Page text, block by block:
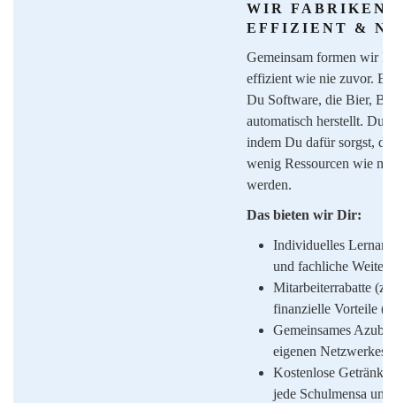
WIR FABRIKEN
EFFIZIENT &
Gemeinsam formen wir
effizient wie nie zuvor.
Du Software, die Bier,
automatisch herstellt. Du
indem Du dafür sorgst,
wenig Ressourcen wie
werden.
Das bieten wir Dir:
Individuelles
und fachliche
Mitarbeiterrabatte
finanzielle Vorteile
Gemeinsames
eigenen Netzwerkes
Kostenlose Getränke
jede Schulmensa um